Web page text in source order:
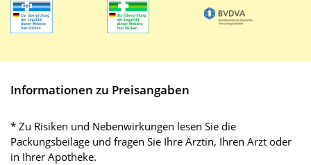
Informationen zu Preisangaben
* Zu Risiken und Nebenwirkungen lesen Sie die
Packungsbeilage und fragen Sie Ihre Ärztin, Ihren Arzt oder
in Ihrer Apotheke.